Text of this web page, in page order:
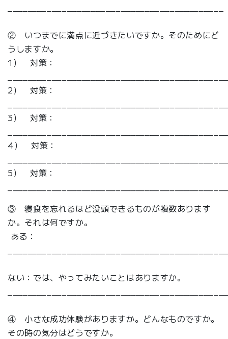
② いつまでに満点に近づきたいですか。そのためにど
うしますか。
1） 対策：
2） 対策：
3） 対策：
4） 対策：
5） 対策：
③ 寝食を忘れるほど没頭できるものが複数あります
か。それは何ですか。
ある：
ない：では、やってみたいことはありますか。
④ 小さな成功体験がありますか。どんなものですか。
その時の気分はどうですか。